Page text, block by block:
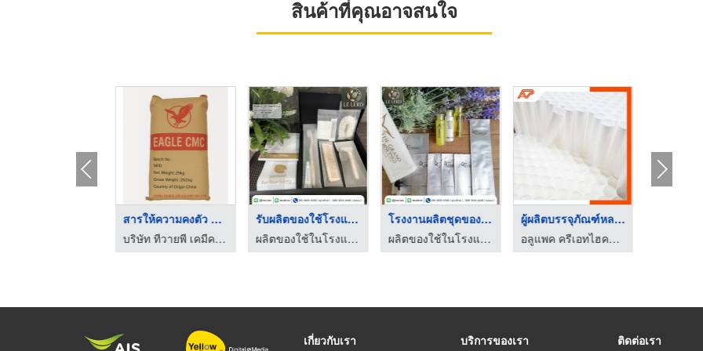
สินค้าที่คุณอาจสนใจ
สารให้ความคงตัว ซีเอ ...
บริษัท ทีวายพี เคมีคอล จำกัด
รับผลิตของใช้โรงแรมใ ...
ผลิตของใช้ในโรงแรม รีสอร์ท ครบวงจร - อินเตอร์ไลฟ์ ออนคลิก
โรงงานผลิตชุดของใช้ใ ...
ผลิตของใช้ในโรงแรม รีสอร์ท ครบวงจร - อินเตอร์ไลฟ์ ออนคลิก
ผู้ผลิตบรรจุภัณฑ์หลอ ...
อลูแพค ครีเอทไฮควอลิตี้
เกี่ยวกับเรา บริการของเรา ติดต่อเรา